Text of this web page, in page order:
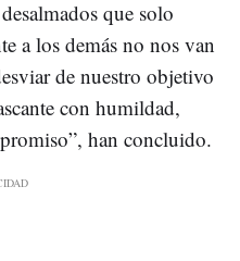
que solo
a los demás no nos van
de nuestro objetivo
con humildad,
han concluido.